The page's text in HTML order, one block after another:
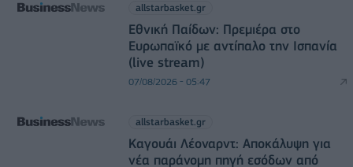
allstarbasket.gr
Εθνική Παίδων: Πρεμιέρα στο
Ευρωπαϊκό με αντίπαλο την Ισπανία
(live stream)
07/08/2026 - 05:47
allstarbasket.gr
Καγουάι Λέοναρντ: Αποκάλυψη για
νέα παράνομη πηγή εσόδων από